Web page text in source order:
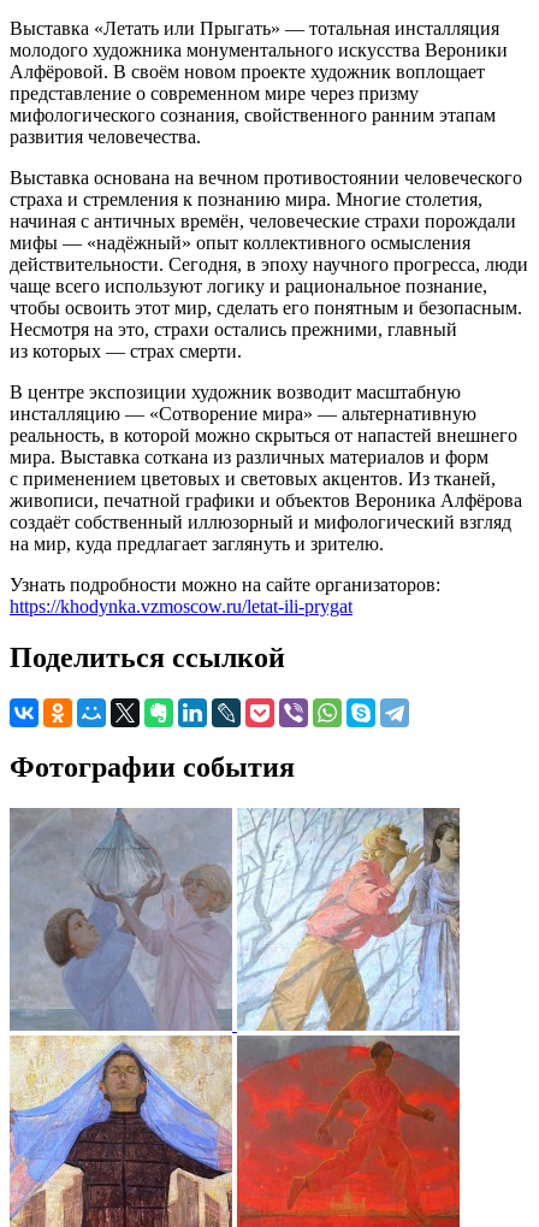
Выставка «Летать или Прыгать» — тотальная инсталляция
молодого художника монументального искусства Вероники
Алфёровой. В своём новом проекте художник воплощает
представление о современном мире через призму
мифологического сознания, свойственного ранним этапам
развития человечества.
Выставка основана на вечном противостоянии человеческого
страха и стремления к познанию мира. Многие столетия,
начиная с античных времён, человеческие страхи порождали
мифы — «надёжный» опыт коллективного осмысления
действительности. Сегодня, в эпоху научного прогресса, люди
чаще всего используют логику и рациональное познание,
чтобы освоить этот мир, сделать его понятным и безопасным.
Несмотря на это, страхи остались прежними, главный
из которых — страх смерти.
В центре экспозиции художник возводит масштабную
инсталляцию — «Сотворение мира» — альтернативную
реальность, в которой можно скрыться от напастей внешнего
мира. Выставка соткана из различных материалов и форм
с применением цветовых и световых акцентов. Из тканей,
живописи, печатной графики и объектов Вероника Алфёрова
создаёт собственный иллюзорный и мифологический взгляд
на мир, куда предлагает заглянуть и зрителю.
Узнать подробности можно на сайте организаторов:
https://khodynka.vzmoscow.ru/letat-ili-prygat
Поделиться ссылкой
Фотографии события